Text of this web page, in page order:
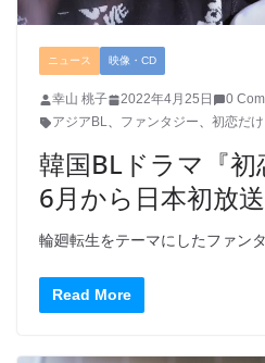
ニュース 映像・CD
幸山 桃子 2022年4月25日
0
アジアBL、 ファンタジー、 初恋だけ
韓国BLドラマ『初
6月から日本初放送
輪廻転生をテーマにしたファン
Read More